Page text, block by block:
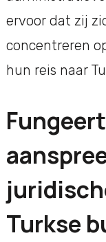
ervoor dat zij
concentreren
hun reis naar
Turkse